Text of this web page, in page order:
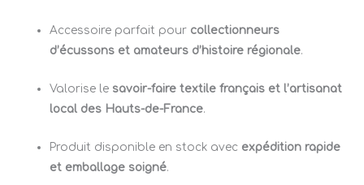
Accessoire parfait pour collectionneurs
d’écussons et amateurs d’histoire régionale.
Valorise le savoir-faire textile français et l’artisanat
local des Hauts-de-France.
Produit disponible en stock avec expédition rapide
et emballage soigné.